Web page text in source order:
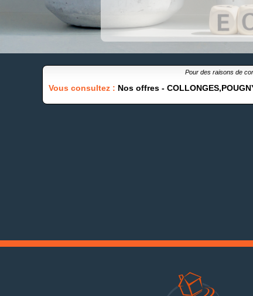
Pour des raisons de
Vous consultez : Nos offres -